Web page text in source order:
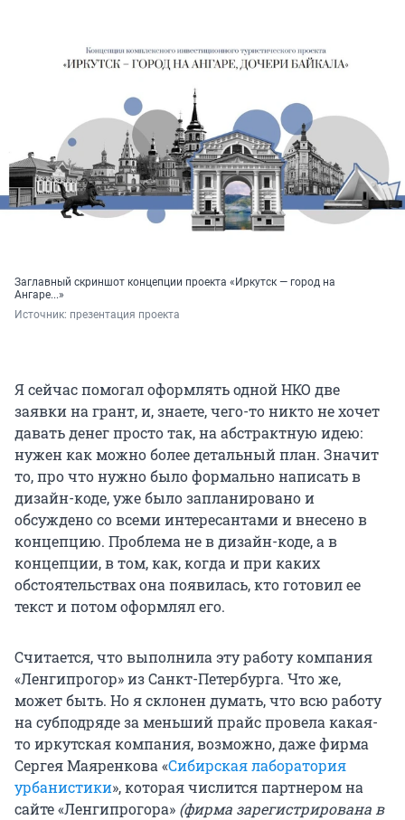
Заглавный скриншот концепции проекта «Иркутск — город на
Ангаре...»
Источник: презентация проекта
Я сейчас помогал оформлять одной НКО две
заявки на грант, и, знаете, чего-то никто не хочет
давать денег просто так, на абстрактную идею:
нужен как можно более детальный план. Значит
то, про что нужно было формально написать в
дизайн-коде, уже было запланировано и
обсуждено со всеми интересантами и внесено в
концепцию. Проблема не в дизайн-коде, а в
концепции, в том, как, когда и при каких
обстоятельствах она появилась, кто готовил ее
текст и потом оформлял его.
Считается, что выполнила эту работу компания
«Ленгипрогор» из Санкт-Петербурга. Что же,
может быть. Но я склонен думать, что всю работу
на субподряде за меньший прайс провела какая-
то иркутская компания, возможно, даже фирма
Сергея Маяренкова «Сибирская лаборатория
урбанистики», которая числится партнером на
сайте «Ленгипрогора» (фирма зарегистрирована в